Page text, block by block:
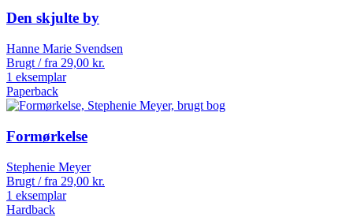
Den skjulte by
Hanne Marie Svendsen
Brugt / fra 29,00 kr.
1 eksemplar
Paperback
Formørkelse
Stephenie Meyer
Brugt / fra 29,00 kr.
1 eksemplar
Hardback